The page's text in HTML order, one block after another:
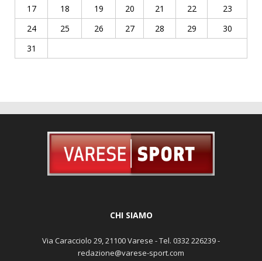
17
18 19 20 21 22
23
24
25 26 27 28 29
30
31
CHI SIAMO
Via Caracciolo 29, 21100 Varese - Tel. 0332 226239 -
redazione@varese-sport.com